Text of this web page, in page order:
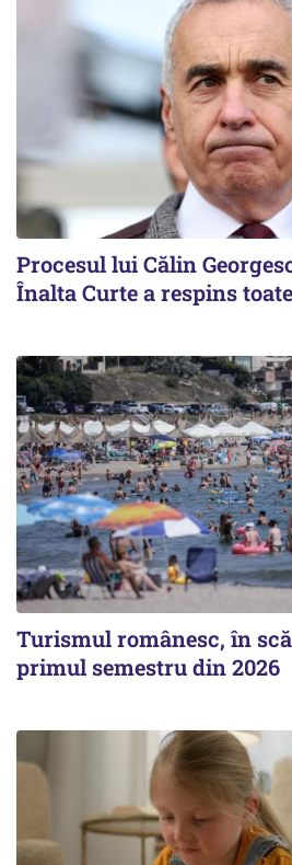
Procesul lui Călin
Înalta Curte a respins
Turismul românesc, în
primul semestru din 2026